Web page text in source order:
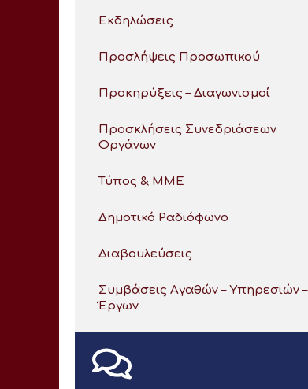
Εκδηλώσεις
Προσλήψεις Προσωπικού
Προκηρύξεις – Διαγωνισμοί
Προσκλήσεις Συνεδριάσεων
Οργάνων
Τύπος & ΜΜΕ
Δημοτικό Ραδιόφωνο
Διαβουλεύσεις
Συμβάσεις Αγαθών – Υπηρεσιών –
Έργων